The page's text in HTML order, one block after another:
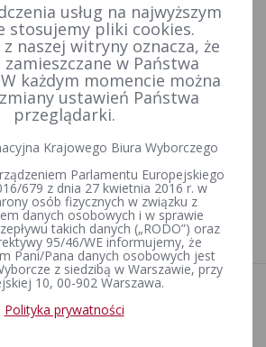
Sprawozdania finansowe
kategorię.
1
Informacje
usług na najwyższym
stosujemy pliki cookies.
naszej witryny oznacza, że
zamieszczane w Państwa
każdym momencie można
ustawień Państwa
przeglądarki.
Krajowego Biura Wyborczego
Parlamentu Europejskiego
679 z dnia 27 kwietnia 2016 r. w
osób fizycznych w związku z
danych osobowych i w sprawie
takich danych („RODO”) oraz
95/46/WE informujemy, że
Pani/Pana danych osobowych jest
z siedzibą w Warszawie, przy
10, 00-902 Warszawa.
Polityka prywatności